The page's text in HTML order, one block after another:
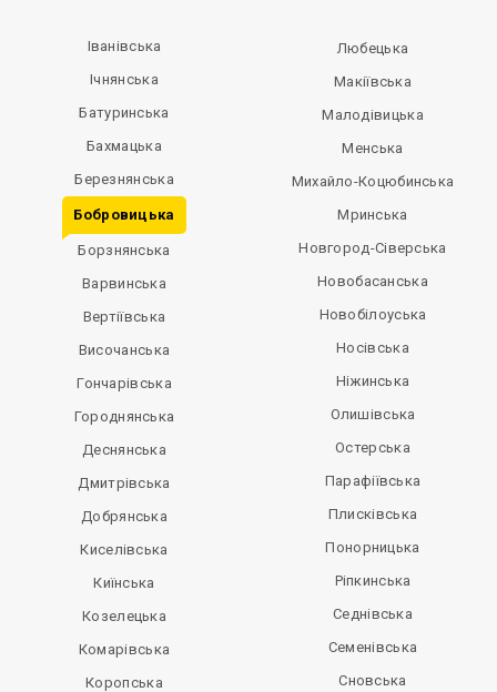
Іванівська
Ічнянська
Батуринська
Бахмацька
Березнянська
Бобровицька
Борзнянська
Варвинська
Вертіївська
Височанська
Гончарівська
Городнянська
Деснянська
Дмитрівська
Добрянська
Киселівська
Киїнська
Козелецька
Комарівська
Коропська
Любецька
Макіївська
Малодівицька
Менська
Михайло-Коцюбинська
Мринська
Новгород-Сіверська
Новобасанська
Новобілоуська
Носівська
Ніжинська
Олишівська
Остерська
Парафіївська
Плисківська
Понорницька
Ріпкинська
Седнівська
Семенівська
Сновська